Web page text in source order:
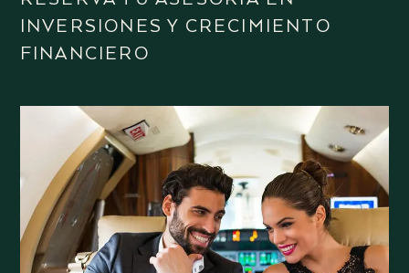
INVERSIONES Y CRECIMIENTO
FINANCIERO